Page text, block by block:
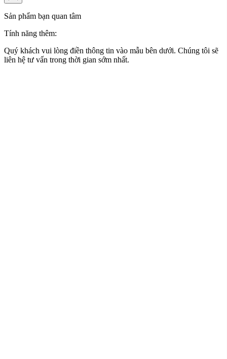
Sản phẩm bạn quan tâm
Tính năng thêm:
Quý khách vui lòng điền thông tin vào mẫu bên dưới. Chúng tôi sẽ
liên hệ tư vấn trong thời gian sớm nhất.